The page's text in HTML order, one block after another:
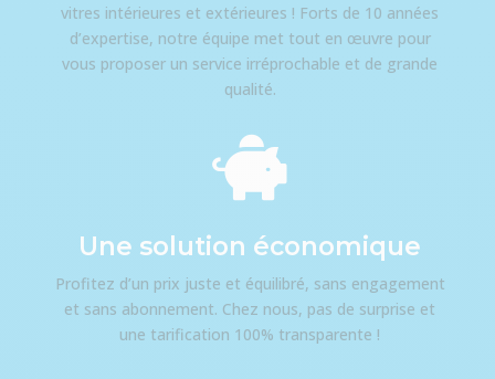
vitres intérieures et extérieures ! Forts de 10 années
d’expertise, notre équipe met tout en œuvre pour
vous proposer un service irréprochable et de grande
qualité.

Une solution économique
Profitez d’un prix juste et équilibré, sans engagement
et sans abonnement. Chez nous, pas de surprise et
une tarification 100% transparente !